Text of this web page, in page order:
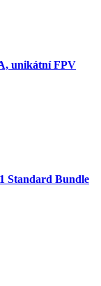
unikátní FPV
Standard Bundle